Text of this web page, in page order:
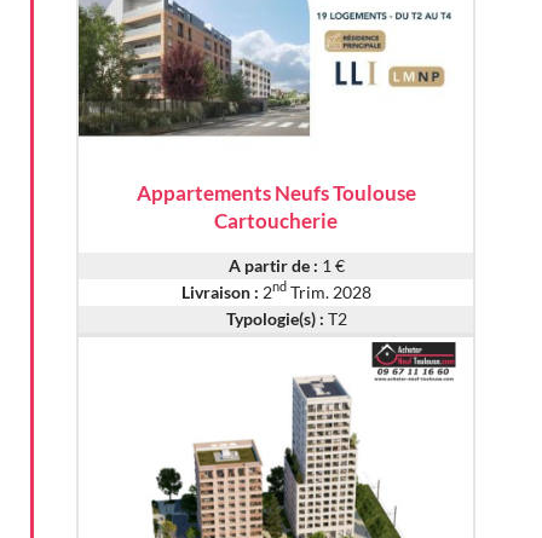
Appartements Neufs Toulouse
Cartoucherie
A partir de : 1 €
Livraison : 2ndTrim. 2028
Typologie(s) : T2